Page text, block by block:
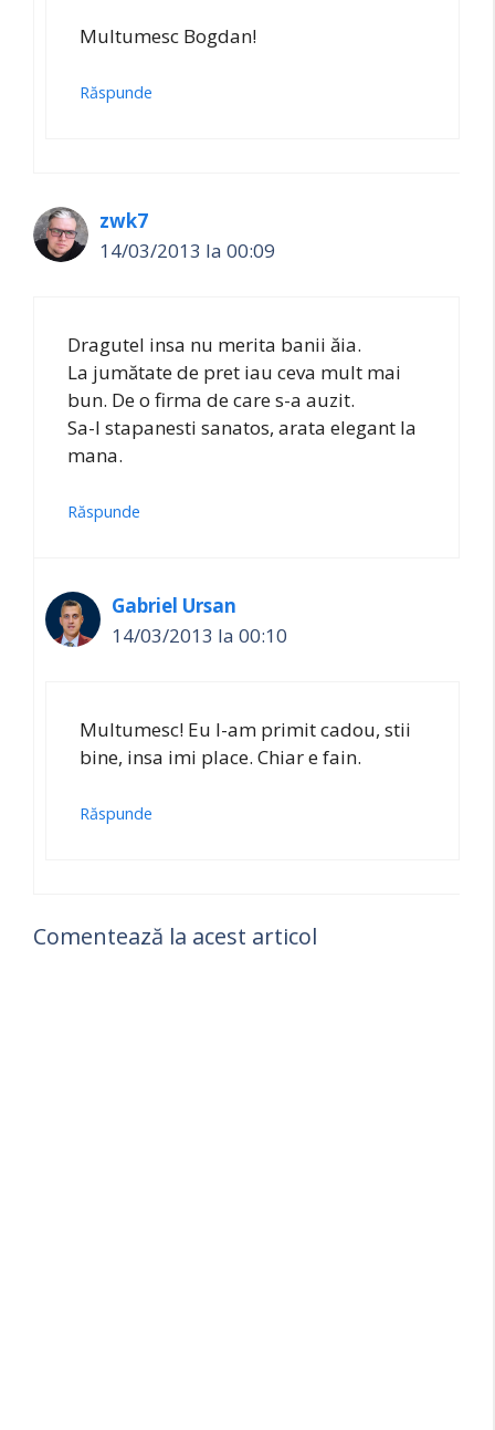
Multumesc Bogdan!
Răspunde
zwk7
14/03/2013 la 00:09
Dragutel insa nu merita banii ăia.
La jumătate de pret iau ceva mult mai
bun. De o firma de care s-a auzit.
Sa-l stapanesti sanatos, arata elegant la
mana.
Răspunde
Gabriel Ursan
14/03/2013 la 00:10
Multumesc! Eu l-am primit cadou, stii
bine, insa imi place. Chiar e fain.
Răspunde
Comentează la acest articol